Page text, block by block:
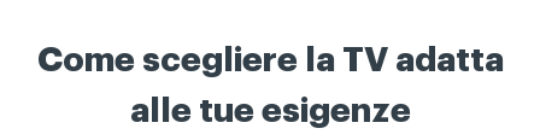
Come scegliere la TV adatta
alle tue esigenze